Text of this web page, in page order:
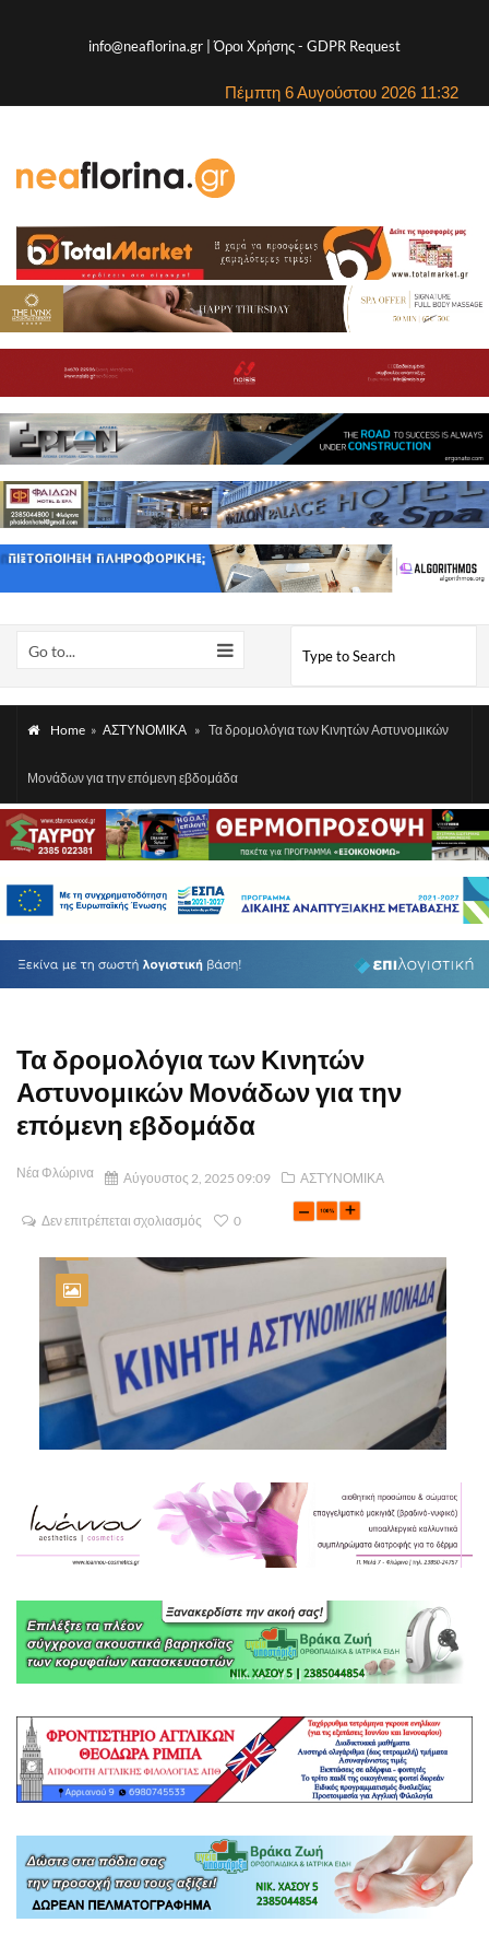
info@neaflorina.gr |Όροι Χρήσης- GDPR Request
Πέμπτη 6 Αυγούστου 2026 11:32
Go to...
Home » ΑΣΤΥΝΟΜΙΚΑ » Τα δρομολόγια των Κινητών Αστυνομικών
Μονάδων για την επόμενη εβδομάδα
Τα δρομολόγια των Κινητών
Αστυνομικών Μονάδων για την
επόμενη εβδομάδα
Νέα Φλώρινα Αύγουστος 2, 2025 09:09 ΑΣΤΥΝΟΜΙΚΑ
Δεν επιτρέπεται σχολιασμός 0